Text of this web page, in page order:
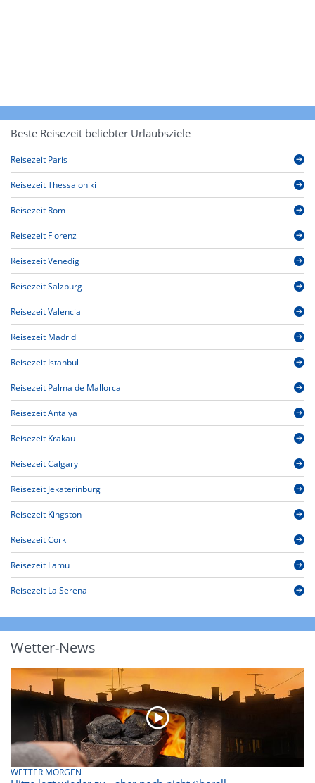
Beste Reisezeit beliebter Urlaubsziele
Reisezeit Paris
Reisezeit Thessaloniki
Reisezeit Rom
Reisezeit Florenz
Reisezeit Venedig
Reisezeit Salzburg
Reisezeit Valencia
Reisezeit Madrid
Reisezeit Istanbul
Reisezeit Palma de Mallorca
Reisezeit Antalya
Reisezeit Krakau
Reisezeit Calgary
Reisezeit Jekaterinburg
Reisezeit Kingston
Reisezeit Cork
Reisezeit Lamu
Reisezeit La Serena
Wetter-News
WETTER MORGEN